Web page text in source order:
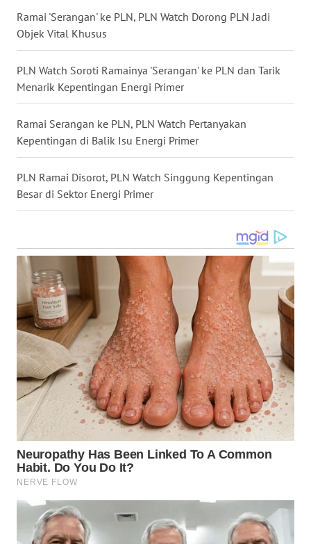
Ramai 'Serangan' ke PLN, PLN Watch Dorong PLN Jadi
Objek Vital Khusus
PLN Watch Soroti Ramainya 'Serangan' ke PLN dan Tarik
Menarik Kepentingan Energi Primer
Ramai Serangan ke PLN, PLN Watch Pertanyakan
Kepentingan di Balik Isu Energi Primer
PLN Ramai Disorot, PLN Watch Singgung Kepentingan
Besar di Sektor Energi Primer
KALTARA
KALSEL
KALTIM
WN
SULSEL
WN
SULUT
WN
MALUKU
WN
MALUT
WN
DAIRI
WN
DANAU
TOBA
WN